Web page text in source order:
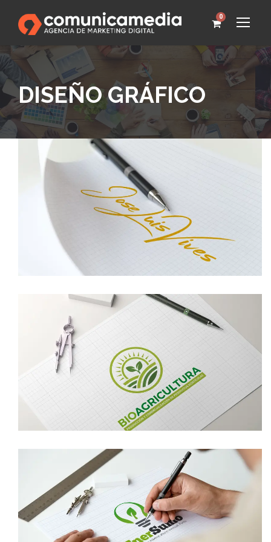
0
DISEÑO GRÁFICO
DISEÑO DE LOGOTIPO JOSE LUIS VIVES
logotipo
DISEÑO DE LOGOTIPO BIOAGRICULTURA
logotipo
DISEÑO DE LOGOTIPO ENERSUMO